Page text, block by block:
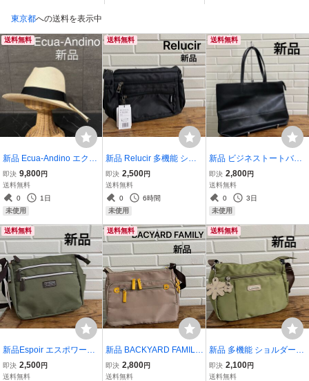
東京都への送料を表示中
送料無料
新品 Ecua-Andino エクア
アンディーノ パナマハッ
ト 中折れハット 麦わら帽
子 エクアドル製 ハンドメ
イド パナマ草 オフホワイ
即決 9,800円
送料無料
0
1日
未使用
送料無料
新品 Relucir 多機能 ショ
ルダーバッグ 斜めかけ 肩
掛け 軽量 カジュアル ポケ
ット おしゃれ サブバッグ
ナイロンバッグ 百貨店 玉
即決 2,500円
送料無料
0
6時間
未使用
送料無料
新品 ビジネストートバッ
グ 斜めかけ 肩掛け 軽量
カジュアル 大容量 合皮 ジ
ップ ブラック 玉ya1746
即決 2,800円
送料無料
0
3日
未使用
送料無料
新品Espoir エスポワール
多機能 ショルダーバッグ
斜めかけ 肩掛け 軽量 カジ
即決 2,500円
送料無料
送料無料
新品 BACKYARD FAMILY
バックヤードファミリー
ショルダーバッグ 斜めか
即決 2,800円
送料無料
送料無料
新品 多機能 ショルダーバ
ッグ 斜めかけ 肩掛け 軽量
カジュアル ポケット おし
即決 2,100円
送料無料